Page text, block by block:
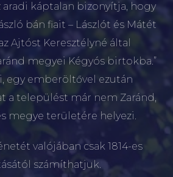
aradi káptalan bizonyítja, hogy
bán fiait – Lászlót és Mátét
Ajtóst Keresztélyné által
megyei Kégyós birtokba.”
egy emberöltővel ezután
a települést már nem Zaránd,
megye területére helyezi.
valójában csak 1814-es
számíthatjuk.